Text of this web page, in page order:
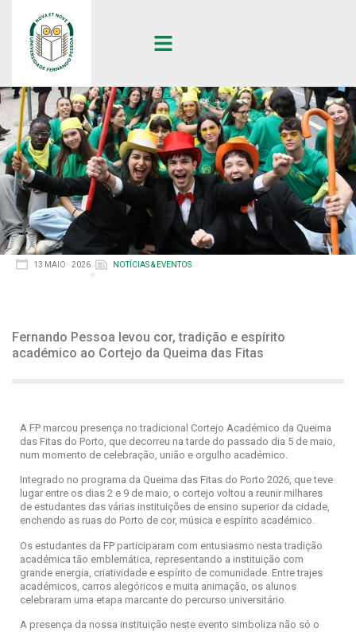
13 MAIO · 2026 NOTÍCIAS & EVENTOS
Fernando Pessoa levou cor, tradição e espírito
académico ao Cortejo da Queima das Fitas
A FP marcou presença no tradicional Cortejo Académico da Queima
das Fitas do Porto, que decorreu na tarde do passado dia 5 de maio,
num momento de celebração, união e orgulho académico.
Integrado no programa da Queima das Fitas do Porto 2026, que teve
lugar entre os dias 2 e 9 de maio, o cortejo voltou a reunir milhares
de estudantes das várias instituições de ensino superior da cidade,
enchendo as ruas do Porto de cor, música e espírito académico.
Os estudantes da FP participaram com entusiasmo nesta tradição
académica tão emblemática, representando a instituição com
grande energia, criatividade e espírito de comunidade. Entre trajes
académicos, carros alegóricos e muita animação, os alunos
celebraram uma etapa marcante do percurso universitário.
A presença da nossa instituição neste evento simboliza não só o